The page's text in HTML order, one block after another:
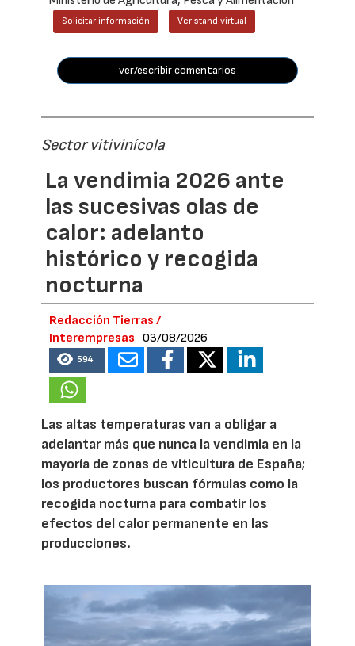
Solicitar información Ver stand virtual
ver/escribir comentarios
Sector vitivinícola
La vendimia 2026 ante
las sucesivas olas de
calor: adelanto
histórico y recogida
nocturna
Redacción Tierras /
Interempresas
03/08/2026
594
Las altas temperaturas van a obligar a
adelantar más que nunca la vendimia en la
mayoría de zonas de viticultura de España;
los productores buscan fórmulas como la
recogida nocturna para combatir los
efectos del calor permanente en las
producciones.